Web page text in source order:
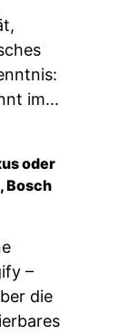
im...
oder
Bosch
–
die